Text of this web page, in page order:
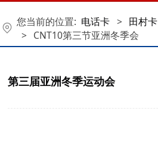
您当前的位置: 电话卡 > 田村卡
> CNT10第三节亚洲冬季会
第三届亚洲冬季运动会